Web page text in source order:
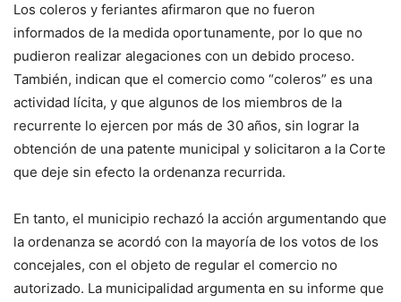
Los coleros y feriantes afirmaron que no fueron
informados de la medida oportunamente, por lo que no
pudieron realizar alegaciones con un debido proceso.
También, indican que el comercio como “coleros” es una
actividad lícita, y que algunos de los miembros de la
recurrente lo ejercen por más de 30 años, sin lograr la
obtención de una patente municipal y solicitaron a la Corte
que deje sin efecto la ordenanza recurrida.
En tanto, el municipio rechazó la acción argumentando que
la ordenanza se acordó con la mayoría de los votos de los
concejales, con el objeto de regular el comercio no
autorizado. La municipalidad argumenta en su informe que